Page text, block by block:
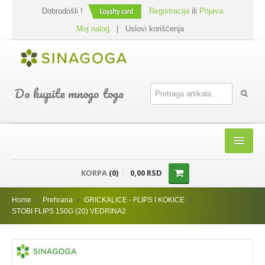
Dobrodošli ! Registracijaili Prijava
Moj nalog
Uslovi korišćenja
Da kupite mnogo toga
SHOP
PREHRANA
DODACI JELIMA
KORPA (0) 0,00 RSD
Home Prehrana
GRICKALICE - FLIPS I KOKICE
STOBI FLIPS 150G (20) VEDRINA2